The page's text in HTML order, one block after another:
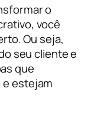
o
você
Ou seja,
seu cliente e
que
estejam